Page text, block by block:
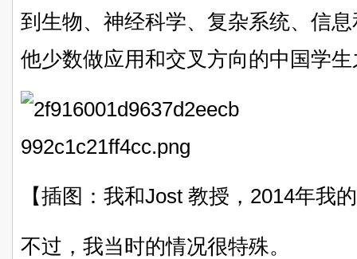
到生物、神经科学、复杂系统、信
他少数做应用和交叉方向的中国学
【插图：我和Jost 教授，2014年我
不过，我当时的情况很特殊。